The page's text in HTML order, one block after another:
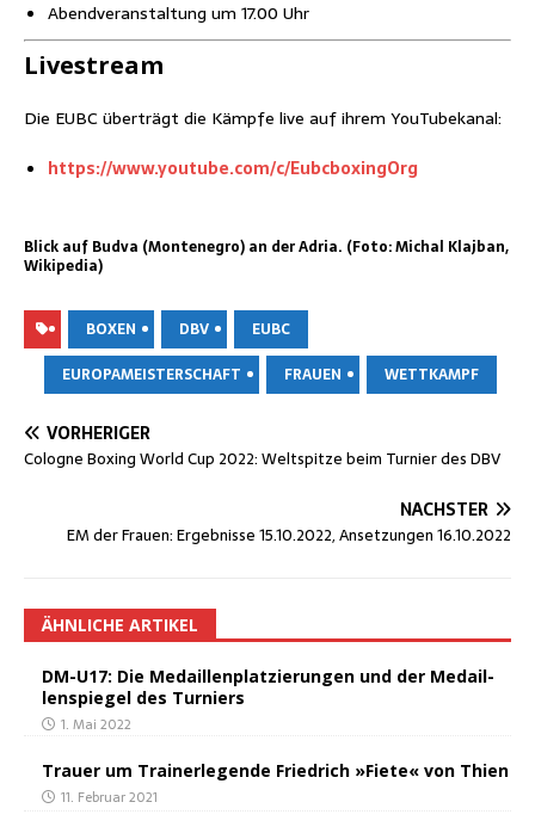
Abend­ver­an­stal­tung um 17.00 Uhr
Live­stream
Die EUBC über­trägt die Kämp­fe live auf ihrem YouTubekanal:
https://www.youtube.com/c/EubcboxingOrg
Blick auf Bud­va (Mon­te­ne­gro) an der Adria. (Foto: Mich­al Kla­j­ban,
Wikipedia)
BOXEN DBV
EUBC
EUROPAMEISTERSCHAFT
FRAUEN WETTKAMPF
VORHERIGER
Colo­gne Boxing World Cup 2022: Welt­spit­ze beim Tur­nier des DBV
NÄCHSTER
EM der Frau­en: Ergeb­nis­se 15.10.2022, Anset­zun­gen 16.10.2022
ÄHNLICHE ARTIKEL
DM-U17: Die Medail­len­plat­zie­run­gen und der Medail­
len­spie­gel des Turniers
1. Mai 2022
Trau­er um Trai­ner­le­gen­de Fried­rich »Fie­te« von Thien
11. Februar 2021